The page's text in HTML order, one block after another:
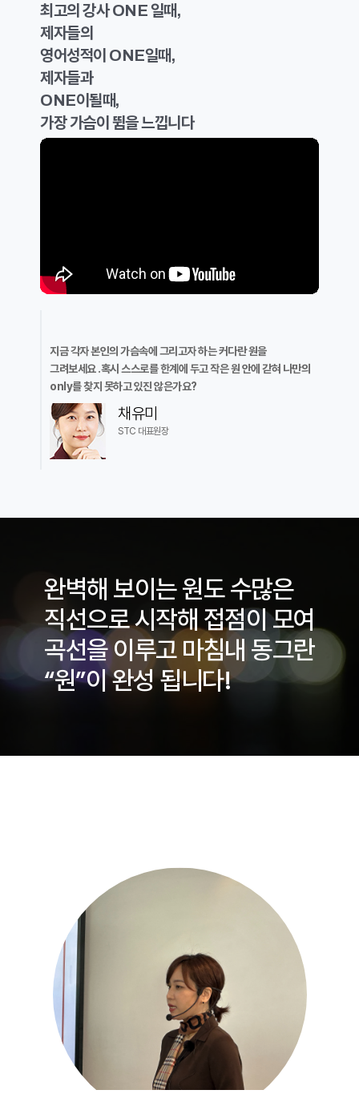
최고의 강사 ONE 일때,
제자들의
영어성적이 ONE일때,
제자들과
ONE이될때,
가장 가슴이 뜀을 느낍니다
지금 각자 본인의 가슴속에 그리고자 하는 커다란 원을
그려보세요 .혹시 스스로를 한계에 두고 작은 원 안에 갇혀 나만의
only를 찾지 못하고 있진 않은가요?
채유미
STC 대표원장
완벽해 보이는 원도 수많은
직선으로 시작해 접점이 모여
곡선을 이루고 마침내 동그란
“원”이 완성 됩니다!